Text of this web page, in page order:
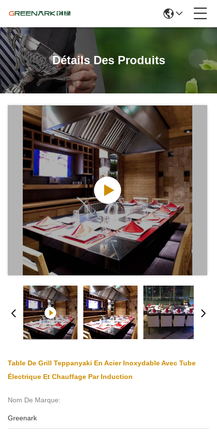
Détails Des Produits
Table De Grill Teppanyaki En Acier Inoxydable Avec Tube
Électrique Et Chauffage Par Induction
Nom De Marque:
Greenark